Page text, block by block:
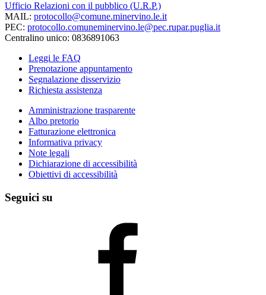
Ufficio Relazioni con il pubblico (U.R.P.)
MAIL: protocollo@comune.minervino.le.it
PEC: protocollo.comuneminervino.le@pec.rupar.puglia.it
Centralino unico: 0836891063
Leggi le FAQ
Prenotazione appuntamento
Segnalazione disservizio
Richiesta assistenza
Amministrazione trasparente
Albo pretorio
Fatturazione elettronica
Informativa privacy
Note legali
Dichiarazione di accessibilità
Obiettivi di accessibilità
Seguici su